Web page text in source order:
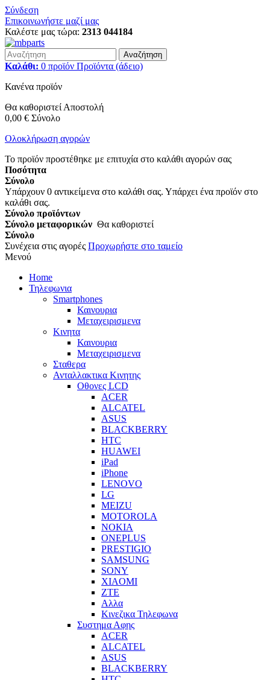
Σύνδεση
Επικοινωνήστε μαζί μας
Καλέστε μας τώρα: 2313 044184
Αναζήτηση
Καλάθι: 0 προϊόν Προϊόντα (άδειο)
Κανένα προϊόν
Θα καθοριστεί Αποστολή
0,00 € Σύνολο
Ολοκλήρωση αγορών
Το προϊόν προστέθηκε με επιτυχία στο καλάθι αγορών σας
Ποσότητα
Σύνολο
Υπάρχουν 0 αντικείμενα στο καλάθι σας. Υπάρχει ένα προϊόν στο
καλάθι σας.
Σύνολο προϊόντων
Σύνολο μεταφορικών Θα καθοριστεί
Σύνολο
Συνέχεια στις αγορές Προχωρήστε στο ταμείο
Μενού
Home
Τηλεφωνια
Smartphones
Καινουρια
Μεταχειρισμενα
Κινητα
Καινουρια
Μεταχειρισμενα
Σταθερα
Ανταλλακτικα Κινητης
Οθονες LCD
ACER
ALCATEL
ASUS
BLACKBERRY
HTC
HUAWEI
iPad
iPhone
LENOVO
LG
MEIZU
MOTOROLA
NOKIA
ONEPLUS
PRESTIGIO
SAMSUNG
SONY
XIAOMI
ZTE
Αλλα
Κινεζικα Τηλεφωνα
Συστημα Αφης
ACER
ALCATEL
ASUS
BLACKBERRY